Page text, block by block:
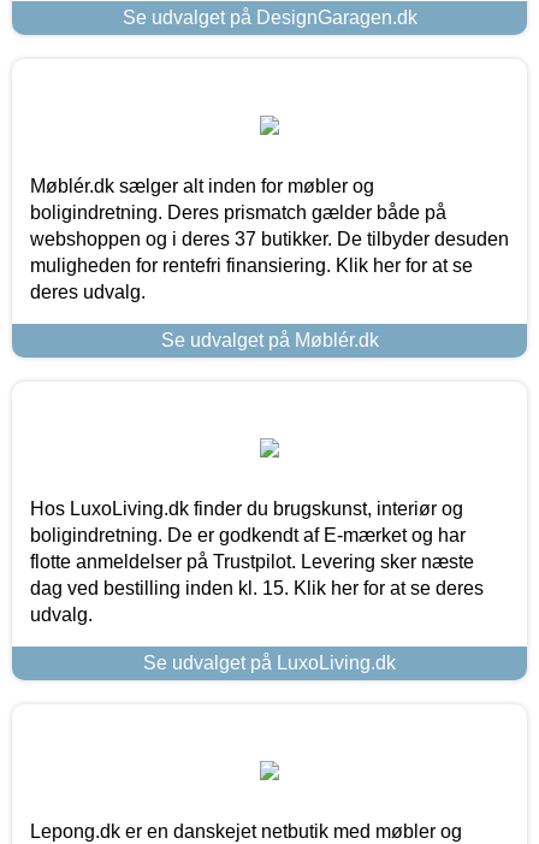
Se udvalget på DesignGaragen.dk
Møblér.dk sælger alt inden for møbler og
boligindretning. Deres prismatch gælder både på
webshoppen og i deres 37 butikker. De tilbyder desuden
muligheden for rentefri finansiering. Klik her for at se
deres udvalg.
Se udvalget på Møblér.dk
Hos LuxoLiving.dk finder du brugskunst, interiør og
boligindretning. De er godkendt af E-mærket og har
flotte anmeldelser på Trustpilot. Levering sker næste
dag ved bestilling inden kl. 15. Klik her for at se deres
udvalg.
Se udvalget på LuxoLiving.dk
Lepong.dk er en danskejet netbutik med møbler og